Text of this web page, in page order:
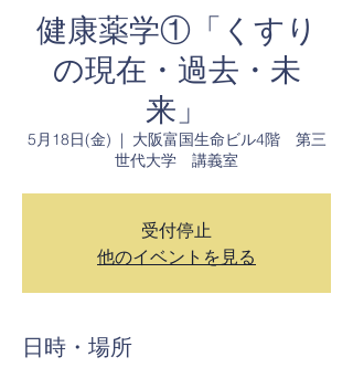
健康薬学①「くすり
の現在・過去・未
来」
5月18日(金)
  |
大阪富国生命ビル4階 第三
世代大学 講義室
受付停止
他のイベントを見る
日時・場所